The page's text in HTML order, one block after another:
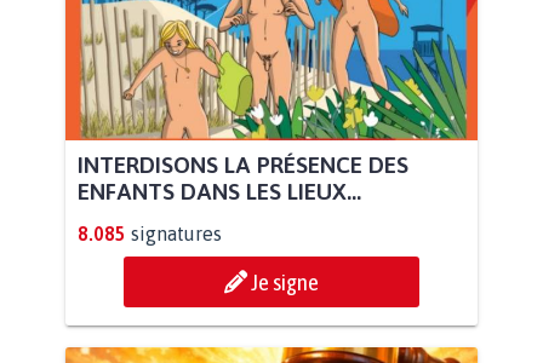
INTERDISONS LA PRÉSENCE DES
ENFANTS DANS LES LIEUX...
8.085 signatures
Je signe